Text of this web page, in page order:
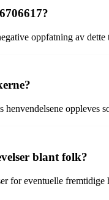
oppfatning av dette
oppleves
blant folk?
for eventuelle